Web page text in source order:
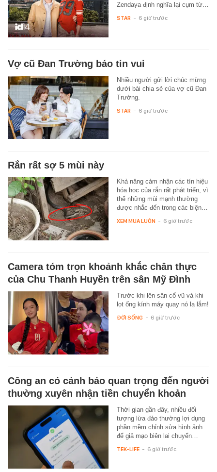
Zendaya định nghĩa lại cụm từ…
STAR - 6 giờ trước
Vợ cũ Đan Trường báo tin vui
Nhiều người gửi lời chúc mừng
dưới bài chia sẻ của vợ cũ Đan
Trường.
STAR - 6 giờ trước
Rắn rất sợ 5 mùi này
Khả năng cảm nhận các tín hiệu
hóa học của rắn rất phát triển, vì
thế những mùi mạnh thường
được nhắc đến trong các biện…
XEM MUA LUÔN - 6 giờ trước
Camera tóm trọn khoảnh khắc chân thực
của Chu Thanh Huyền trên sân Mỹ Đình
Trước khi lên sân cổ vũ và khi
lọt ống kính máy quay nó lạ lắm!
ĐỜI SỐNG - 6 giờ trước
Công an có cảnh báo quan trọng đến người
thường xuyên nhận tiền chuyển khoản
Thời gian gần đây, nhiều đối
tượng lừa đảo thường lợi dụng
phần mềm chỉnh sửa hình ảnh
để giả mạo biên lai chuyển…
TEK-LIFE - 6 giờ trước